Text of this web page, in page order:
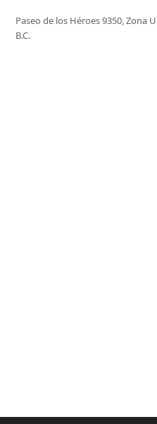
Paseo de los Héroes 9350, Zona
B.C.